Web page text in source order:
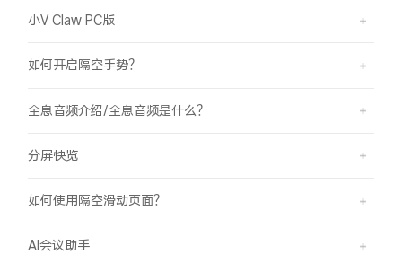
小V Claw PC版
如何开启隔空手势？
全息音频介绍/全息音频是什么？
分屏快览
如何使用隔空滑动页面？
AI会议助手